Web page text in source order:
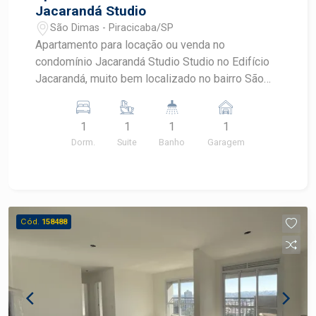
Jacarandá Studio
São Dimas - Piracicaba/SP
Apartamento para locação ou venda no
condomínio Jacarandá Studio Studio no Edifício
Jacarandá, muito bem localizado no bairro São
bem distribuído Sala aconchegante Cozinha com
armários 1 banheiro Área de serviço 01 vaga de
garagem. Agende sua visita com um corretor
1
Dorm.
1
Suite
1
Banho
1
Garagem
Cód. 158488